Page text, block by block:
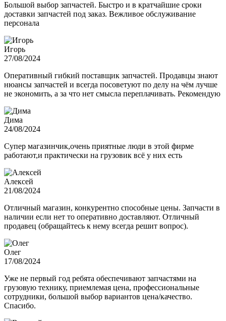
Большой выбор запчастей. Быстро и в кратчайшие сроки
доставки запчастей под заказ. Вежливое обслуживание
персонала
Игорь
27/08/2024
Оперативный гибкий поставщик запчастей. Продавцы знают
нюансы запчастей и всегда посоветуют по делу на чём лучше
не экономить, а за что нет смысла переплачивать. Рекомендую
Дима
24/08/2024
Супер магазинчик,очень приятные люди в этой фирме
работают,и практически на грузовик всё у них есть
Алексей
21/08/2024
Отличный магазин, конкурентно способные цены. Запчасти в
наличии если нет то оперативно доставляют. Отличный
продавец (обращайтесь к нему всегда решит вопрос).
Олег
17/08/2024
Уже не первый год ребята обеспечивают запчастями на
грузовую технику, приемлемая цена, профессиональные
сотрудники, большой выбор вариантов цена/качество.
Спасибо.